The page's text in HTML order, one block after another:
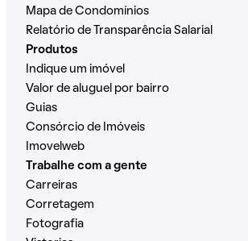
Mapa de Condomínios
Relatório de Transparência Salarial
Produtos
Indique um imóvel
Valor de aluguel por bairro
Guias
Consórcio de Imóveis
Imovelweb
Trabalhe com a gente
Carreiras
Corretagem
Fotografia